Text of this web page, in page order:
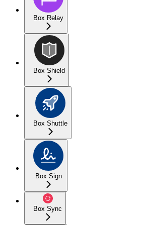
Box Relay
Box Shield
Box Shuttle
Box Sign
Box Sync